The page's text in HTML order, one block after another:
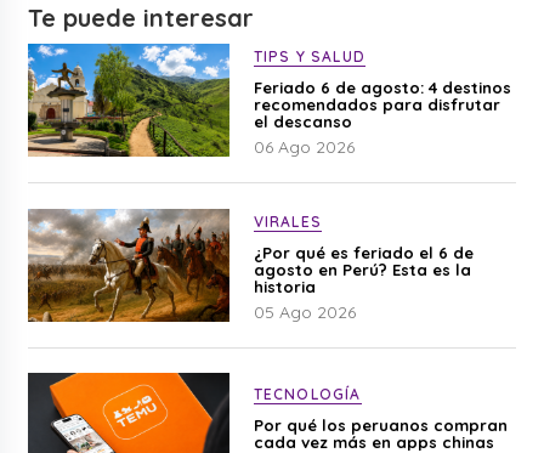
Te puede interesar
TIPS Y SALUD
Feriado 6 de agosto: 4 destinos
recomendados para disfrutar
el descanso
06 Ago 2026
VIRALES
¿Por qué es feriado el 6 de
agosto en Perú? Esta es la
historia
05 Ago 2026
TECNOLOGÍA
Por qué los peruanos compran
cada vez más en apps chinas